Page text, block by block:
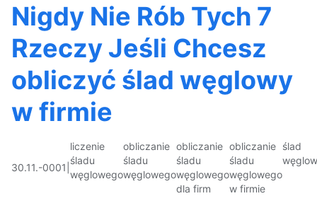
Nigdy Nie Rób Tych 7
Rzeczy Jeśli Chcesz
obliczyć ślad węglowy
w firmie
30.11.-0001
liczenie
śladu
węglowego
obliczanie
śladu
węglowego
obliczanie
śladu
węglowego
dla firm
obliczanie
śladu
węglowego
w firmie
ślad